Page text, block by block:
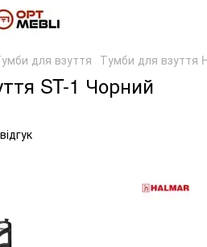
для взуття Тумби для взуття
ST-1 Чорний